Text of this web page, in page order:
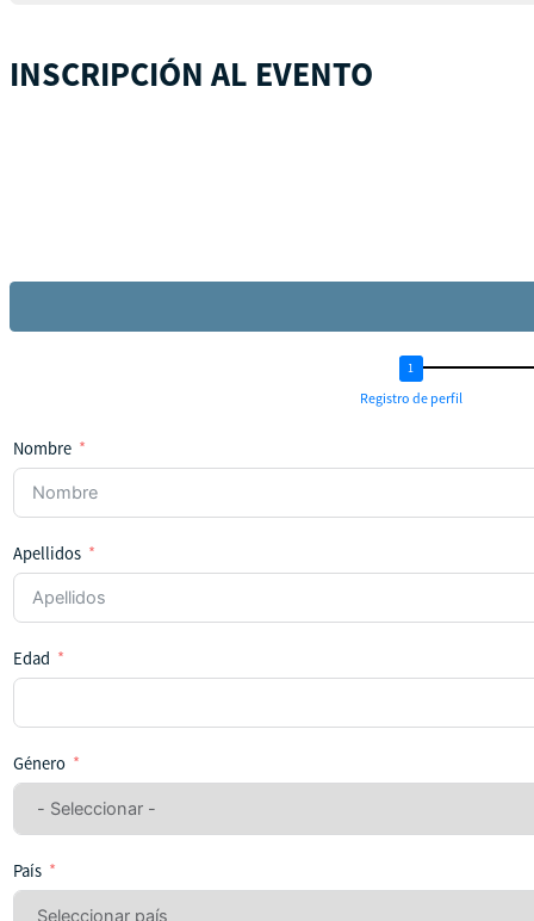
INSCRIPCIÓN AL EVENTO
Registro de perfil
Nombre
Apellidos
Edad
Género
País